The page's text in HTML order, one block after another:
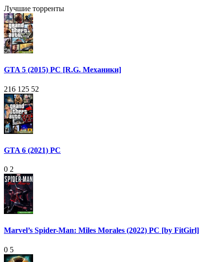
Лучшие торренты
GTA 5 (2015) PC [R.G. Механики]
216 125 52
GTA 6 (2021) PC
0 2
Marvel’s Spider-Man: Miles Morales (2022) PC [by FitGirl]
0 5